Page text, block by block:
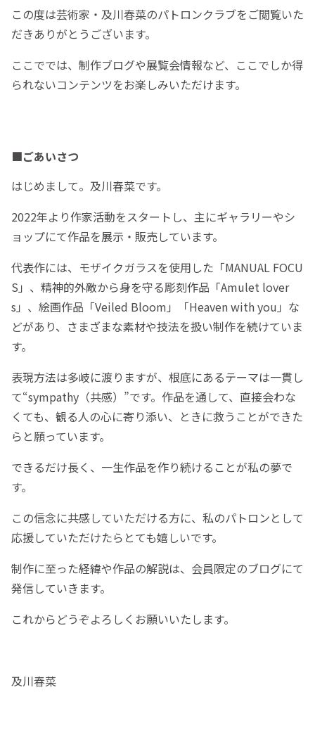
この度は芸術家・及川春菜のパトロンクラブをご閲覧いた
だきありがとうございます。
ここででは、制作ブログや展覧会情報など、ここでしか得
られないコンテンツをお楽しみいただけます。
■ごあいさつ
はじめまして。及川春菜です。
2022年より作家活動をスタートし、主にギャラリーやシ
ョップにて作品を展示・販売しています。
代表作には、モザイクガラスを使用した「MANUAL FOCU
S」、精神的外敵から身を守る彫刻作品「Amulet lover
s」、絵画作品「Veiled Bloom」「Heaven with you」な
どがあり、さまざまな素材や技法を扱い制作を続けていま
す。
表現方法は多岐に渡りますが、根底にあるテーマは一貫し
て“sympathy（共感）”です。作品を通して、直接会わな
くても、観る人の心に寄り添い、ときに救うことができた
らと願っています。
できるだけ長く、一生作品を作り続けることが私の夢で
す。
この信念に共感していただける方に、私のパトロンとして
応援していただけたらとても嬉しいです。
制作に至った経緯や作品の解説は、会員限定のブログにて
発信していきます。
これからどうぞよろしくお願いいたします。
及川春菜